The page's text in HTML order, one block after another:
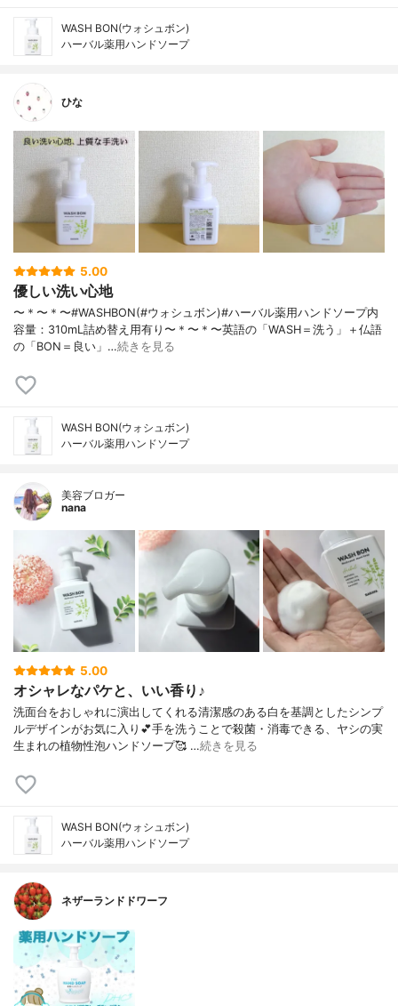
WASH BON(ウォシュボン)
ハーバル薬用ハンドソープ
ひな
5.00
優しい洗い心地
〜＊〜＊〜#WASHBON(#ウォシュボン)#ハーバル薬用ハンドソープ内
容量：310mL詰め替え用有り〜＊〜＊〜英語の「WASH＝洗う」＋仏語
の「BON＝良い」…続きを見る
WASH BON(ウォシュボン)
ハーバル薬用ハンドソープ
美容ブロガー
nana
5.00
オシャレなパケと、いい香り♪
洗面台をおしゃれに演出してくれる清潔感のある白を基調としたシンプ
ルデザインがお気に入り💕手を洗うことで殺菌・消毒できる、ヤシの実
生まれの植物性泡ハンドソープ🥰 …続きを見る
WASH BON(ウォシュボン)
ハーバル薬用ハンドソープ
ネザーランドドワーフ